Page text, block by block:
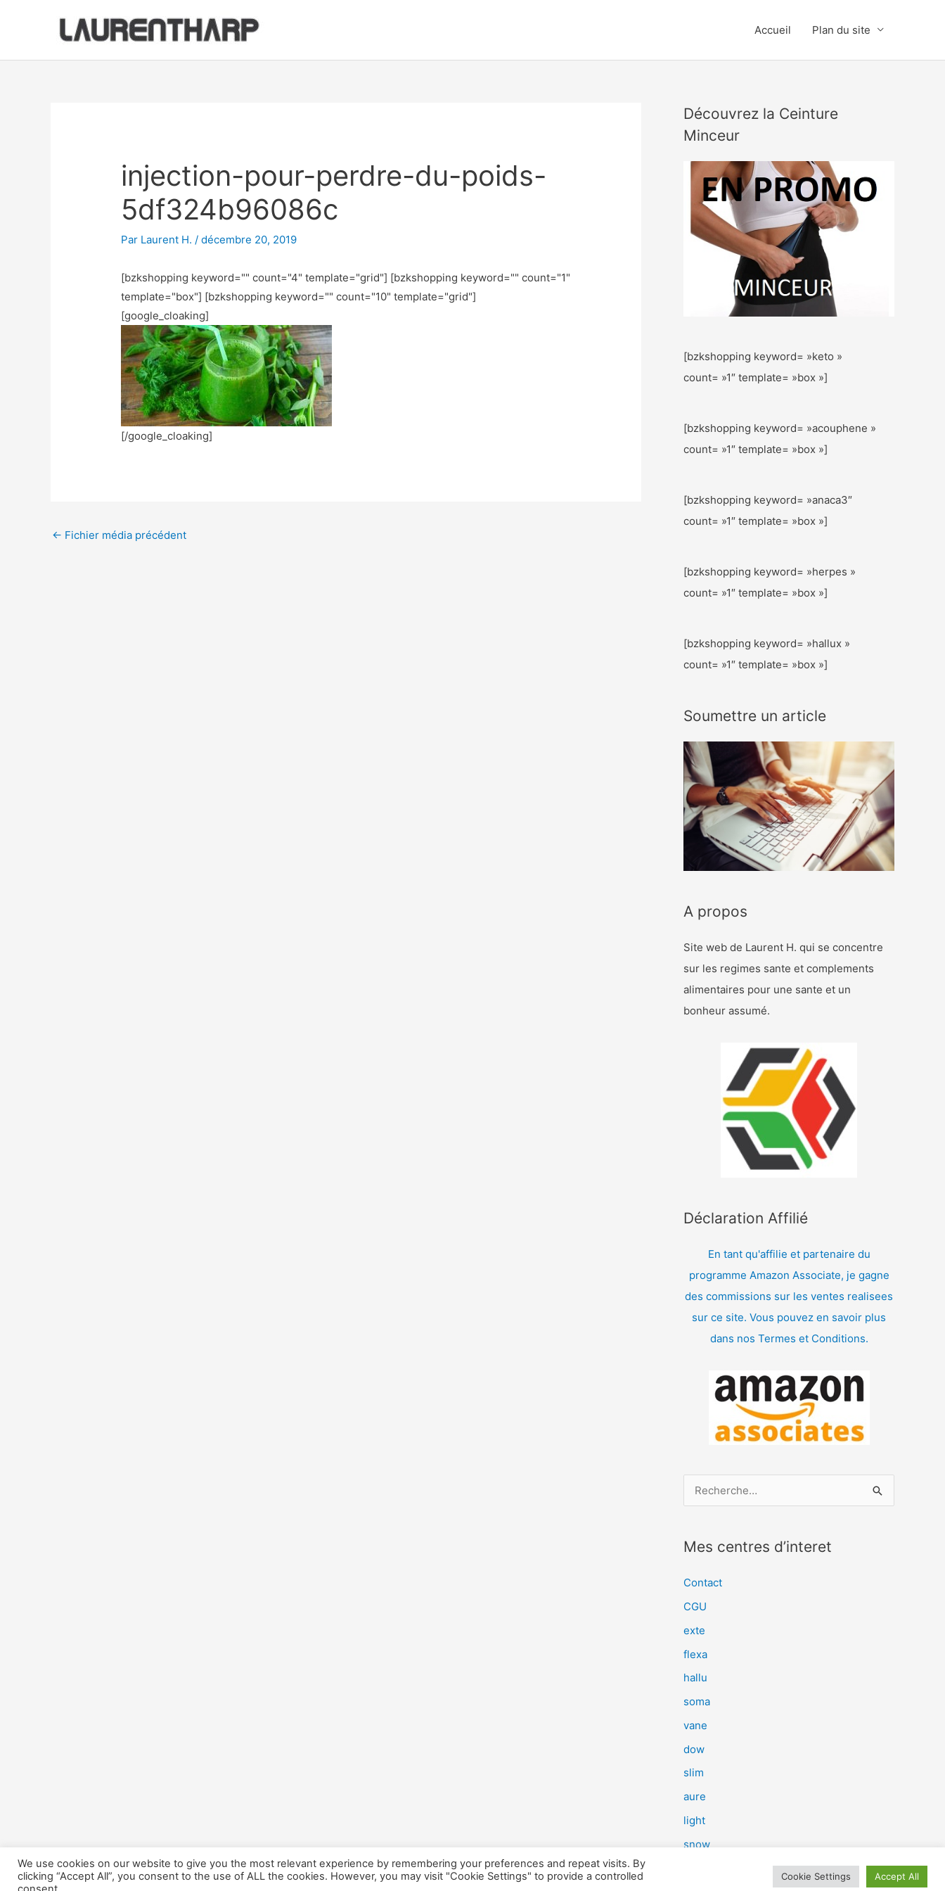
Accueil Plan du site
injection-pour-perdre-du-poids-
5df324b96086c
Par Laurent H./décembre 20, 2019
[bzkshopping keyword="" count="4" template="grid"] [bzkshopping keyword="" count="1"
template="box"] [bzkshopping keyword="" count="10" template="grid"]
[google_cloaking]
[/google_cloaking]
← Fichier média précédent
Découvrez la Ceinture
Minceur
[bzkshopping keyword= »keto »
count= »1″ template= »box »]
[bzkshopping keyword= »acouphene »
count= »1″ template= »box »]
[bzkshopping keyword= »anaca3″
count= »1″ template= »box »]
[bzkshopping keyword= »herpes »
count= »1″ template= »box »]
[bzkshopping keyword= »hallux »
count= »1″ template= »box »]
Soumettre un article
A propos
Site web de Laurent H. qui se concentre
sur les regimes sante et complements
alimentaires pour une sante et un
bonheur assumé.
Déclaration Affilié
En tant qu'affilie et partenaire du
programme Amazon Associate, je gagne
des commissions sur les ventes realisees
sur ce site. Vous pouvez en savoir plus
dans nos Termes et Conditions.
e
e
r
:
Mes centres d’interet
Contact
CGU
exte
flexa
hallu
soma
vane
dow
slim
aure
light
snow
We use cookies on our website to give you the most relevant experience by remembering your preferences and repeat visits. By
clicking “Accept All”, you consent to the use of ALL the cookies. However, you may visit "Cookie Settings" to provide a controlled
Cookie Settings Accept All